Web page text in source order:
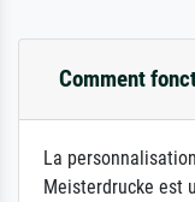
Comment
La
Meisterdrucke est